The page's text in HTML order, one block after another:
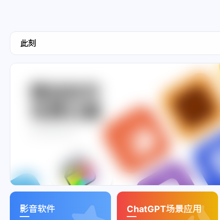
此刻
精选软件
免费白嫖
影音软件 ChatGPT场景应用